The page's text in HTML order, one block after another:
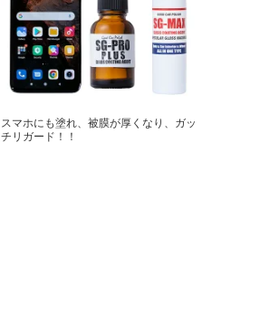
スマホにも塗れ、被膜が厚くなり、ガッ
チリガード！！